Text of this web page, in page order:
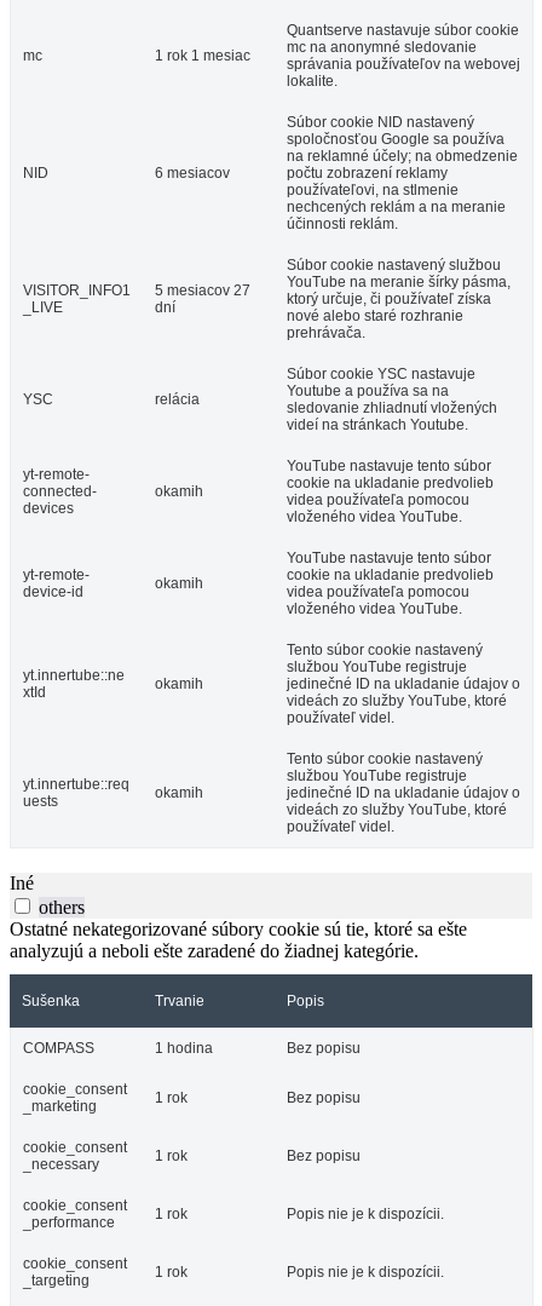
mc 1 rok 1 mesiac
Quantserve nastavuje súbor cookie
mc na anonymné sledovanie
správania používateľov na webovej
lokalite.
NID 6 mesiacov
Súbor cookie NID nastavený
spoločnosťou Google sa používa
na reklamné účely; na obmedzenie
počtu zobrazení reklamy
používateľovi, na stlmenie
nechcených reklám a na meranie
účinnosti reklám.
VISITOR_INFO1
_LIVE
5 mesiacov 27
dní
Súbor cookie nastavený službou
YouTube na meranie šírky pásma,
ktorý určuje, či používateľ získa
nové alebo staré rozhranie
prehrávača.
YSC relácia
Súbor cookie YSC nastavuje
Youtube a používa sa na
sledovanie zhliadnutí vložených
videí na stránkach Youtube.
yt-remote-
connected-
devices
okamih
YouTube nastavuje tento súbor
cookie na ukladanie predvolieb
videa používateľa pomocou
vloženého videa YouTube.
yt-remote-
device-id
okamih
YouTube nastavuje tento súbor
cookie na ukladanie predvolieb
videa používateľa pomocou
vloženého videa YouTube.
yt.innertube::ne
xtId
okamih
Tento súbor cookie nastavený
službou YouTube registruje
jedinečné ID na ukladanie údajov o
videách zo služby YouTube, ktoré
používateľ videl.
yt.innertube::req
uests
okamih
Tento súbor cookie nastavený
službou YouTube registruje
jedinečné ID na ukladanie údajov o
videách zo služby YouTube, ktoré
používateľ videl.
Iné
others
Ostatné nekategorizované súbory cookie sú tie, ktoré sa ešte
analyzujú a neboli ešte zaradené do žiadnej kategórie.
Sušenka Trvanie Popis
COMPASS 1 hodina Bez popisu
cookie_consent
_marketing
1 rok Bez popisu
cookie_consent
_necessary
1 rok Bez popisu
cookie_consent
_performance
1 rok Popis nie je k dispozícii.
cookie_consent
_targeting
1 rok Popis nie je k dispozícii.